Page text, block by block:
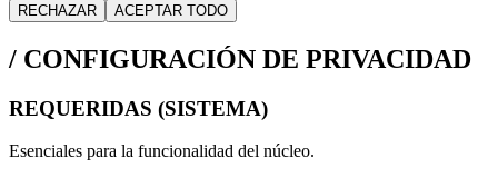
RECHAZAR ACEPTAR TODO
/ CONFIGURACIÓN DE PRIVACIDAD
REQUERIDAS (SISTEMA)
Esenciales para la funcionalidad del núcleo.